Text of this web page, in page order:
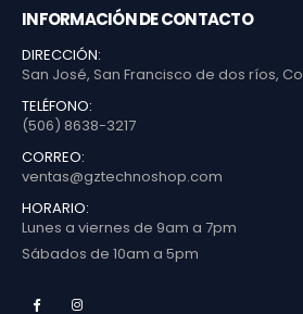
INFORMACIÓN DE CONTACTO
DIRECCIÓN:
San José, San Francisco de dos ríos,
TELÉFONO:
(506) 8638-3217
CORREO:
ventas@gztechnoshop.com
HORARIO:
Lunes a viernes de 9am a 7pm
Sábados de 10am a 5pm